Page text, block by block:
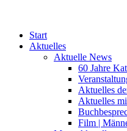
Start
Aktuelles
Aktuelle News
60 Jahre
Aktuelles
Aktuelles
Film |